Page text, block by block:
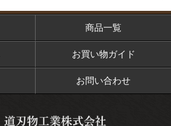
商品一覧
お買い物ガイド
お問い合わせ